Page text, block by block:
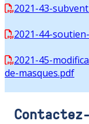
2021-43-
2021-44-
2021-45-
de-masques.pdf